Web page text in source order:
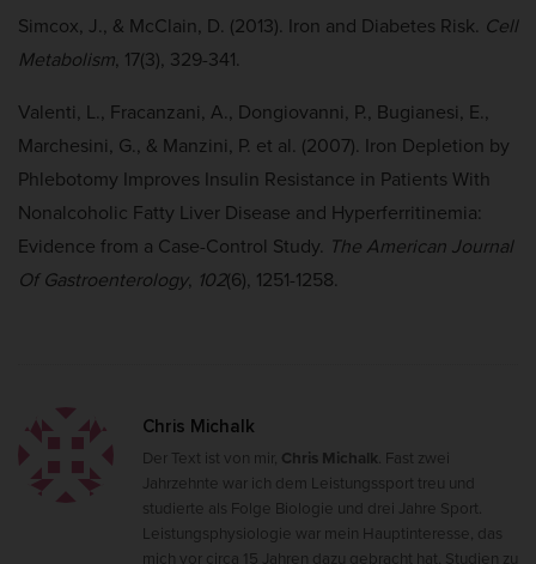
Simcox, J., & McClain, D. (2013). Iron and Diabetes Risk. Cell
Metabolism, 17(3), 329-341.
Valenti, L., Fracanzani, A., Dongiovanni, P., Bugianesi, E.,
Marchesini, G., & Manzini, P. et al. (2007). Iron Depletion by
Phlebotomy Improves Insulin Resistance in Patients With
Nonalcoholic Fatty Liver Disease and Hyperferritinemia:
Evidence from a Case-Control Study. The American Journal
Of Gastroenterology, 102(6), 1251-1258.
Chris Michalk
Der Text ist von mir, Chris Michalk. Fast zwei
Jahrzehnte war ich dem Leistungssport treu und
studierte als Folge Biologie und drei Jahre Sport.
Leistungsphysiologie war mein Hauptinteresse, das
mich vor circa 15 Jahren dazu gebracht hat, Studien zu